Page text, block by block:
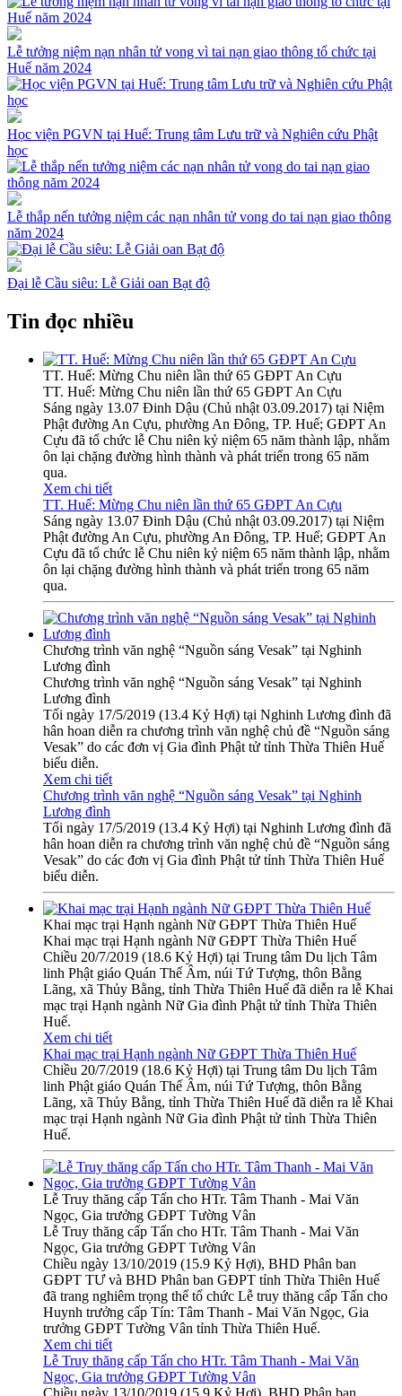
Lễ tưởng niệm nạn nhân tử vong vì tai nạn giao thông tổ chức tại
Huế năm 2024
Học viện PGVN tại Huế: Trung tâm Lưu trữ và Nghiên cứu Phật
học
Lễ thắp nến tưởng niệm các nạn nhân tử vong do tai nạn giao thông
năm 2024
Đại lễ Cầu siêu: Lễ Giải oan Bạt độ
Tin đọc nhiều
TT. Huế: Mừng Chu niên lần thứ 65 GĐPT An Cựu
TT. Huế: Mừng Chu niên lần thứ 65 GĐPT An Cựu
Sáng ngày 13.07 Đinh Dậu (Chủ nhật 03.09.2017) tại Niệm
Phật đường An Cựu, phường An Đông, TP. Huế; GĐPT An
Cựu đã tổ chức lễ Chu niên kỷ niệm 65 năm thành lập, nhằm
ôn lại chặng đường hình thành và phát triển trong 65 năm
qua.
Xem chi tiết
TT. Huế: Mừng Chu niên lần thứ 65 GĐPT An Cựu
Sáng ngày 13.07 Đinh Dậu (Chủ nhật 03.09.2017) tại Niệm
Phật đường An Cựu, phường An Đông, TP. Huế; GĐPT An
Cựu đã tổ chức lễ Chu niên kỷ niệm 65 năm thành lập, nhằm
ôn lại chặng đường hình thành và phát triển trong 65 năm
qua.
Chương trình văn nghệ “Nguồn sáng Vesak” tại Nghinh
Lương đình
Chương trình văn nghệ “Nguồn sáng Vesak” tại Nghinh
Lương đình
Tối ngày 17/5/2019 (13.4 Kỷ Hợi) tại Nghinh Lương đình đã
hân hoan diễn ra chương trình văn nghệ chủ đề “Nguồn sáng
Vesak” do các đơn vị Gia đình Phật tử tỉnh Thừa Thiên Huế
biểu diễn.
Xem chi tiết
Chương trình văn nghệ “Nguồn sáng Vesak” tại Nghinh
Lương đình
Tối ngày 17/5/2019 (13.4 Kỷ Hợi) tại Nghinh Lương đình đã
hân hoan diễn ra chương trình văn nghệ chủ đề “Nguồn sáng
Vesak” do các đơn vị Gia đình Phật tử tỉnh Thừa Thiên Huế
biểu diễn.
Khai mạc trại Hạnh ngành Nữ GĐPT Thừa Thiên Huế
Khai mạc trại Hạnh ngành Nữ GĐPT Thừa Thiên Huế
Chiều 20/7/2019 (18.6 Kỷ Hợi) tại Trung tâm Du lịch Tâm
linh Phật giáo Quán Thế Âm, núi Tứ Tượng, thôn Bằng
Lãng, xã Thủy Bằng, tỉnh Thừa Thiên Huế đã diễn ra lễ Khai
mạc trại Hạnh ngành Nữ Gia đình Phật tử tỉnh Thừa Thiên
Huế.
Xem chi tiết
Khai mạc trại Hạnh ngành Nữ GĐPT Thừa Thiên Huế
Chiều 20/7/2019 (18.6 Kỷ Hợi) tại Trung tâm Du lịch Tâm
linh Phật giáo Quán Thế Âm, núi Tứ Tượng, thôn Bằng
Lãng, xã Thủy Bằng, tỉnh Thừa Thiên Huế đã diễn ra lễ Khai
mạc trại Hạnh ngành Nữ Gia đình Phật tử tỉnh Thừa Thiên
Huế.
Lễ Truy thăng cấp Tấn cho HTr. Tâm Thanh - Mai Văn
Ngọc, Gia trưởng GĐPT Tường Vân
Lễ Truy thăng cấp Tấn cho HTr. Tâm Thanh - Mai Văn
Ngọc, Gia trưởng GĐPT Tường Vân
Chiều ngày 13/10/2019 (15.9 Kỷ Hợi), BHD Phân ban
GĐPT TƯ và BHD Phân ban GĐPT tỉnh Thừa Thiên Huế
đã trang nghiêm trọng thể tổ chức Lễ truy thăng cấp Tấn cho
Huynh trưởng cấp Tín: Tâm Thanh - Mai Văn Ngọc, Gia
trưởng GĐPT Tường Vân tỉnh Thừa Thiên Huế.
Xem chi tiết
Lễ Truy thăng cấp Tấn cho HTr. Tâm Thanh - Mai Văn
Ngọc, Gia trưởng GĐPT Tường Vân